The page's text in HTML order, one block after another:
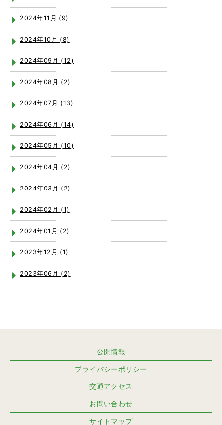
2024年11月 (9)
2024年10月 (8)
2024年09月 (12)
2024年08月 (2)
2024年07月 (13)
2024年06月 (14)
2024年05月 (10)
2024年04月 (2)
2024年03月 (2)
2024年02月 (1)
2024年01月 (2)
2023年12月 (1)
2023年06月 (2)
公開情報
プライバシーポリシー
交通アクセス
お問い合わせ
サイトマップ